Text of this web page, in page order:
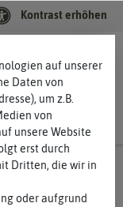
Kontrast erhöhen
auf unserer
Daten von
um z.B.
von
unsere Website
erst durch
Dritten, die wir in
oder aufgrund